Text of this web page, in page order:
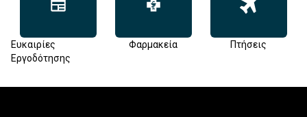
Ευκαιρίες
Εργοδότησης
Φαρμακεία Πτήσεις